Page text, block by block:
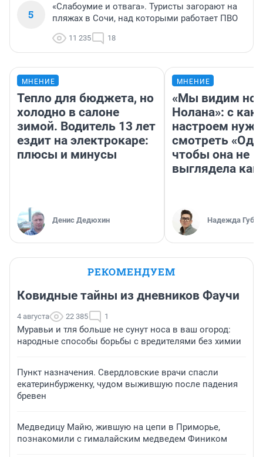
5
«Слабоумие и отвага». Туристы загорают на
пляжах в Сочи, над которыми работает ПВО
11 235 18
МНЕНИЕ
Тепло для бюджета, но
холодно в салоне
зимой. Водитель 13 лет
ездит на электрокаре:
плюсы и минусы
Денис Дедюхин
МНЕНИЕ
«Мы видим
Нолана»: с
настроем
смотреть
чтобы она не
выглядела как
Надежда
РЕКОМЕНДУЕМ
Ковидные тайны из дневников Фаучи
4 августа 22 385 1
Муравьи и тля больше не сунут носа в ваш огород:
народные способы борьбы с вредителями без химии
Пункт назначения. Свердловские врачи спасли
екатеринбурженку, чудом выжившую после падения
бревен
Медведицу Майю, жившую на цепи в Приморье,
познакомили с гималайским медведем Фиником